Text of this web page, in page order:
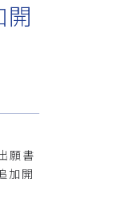
開
願書
加開